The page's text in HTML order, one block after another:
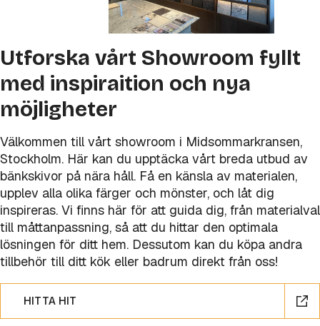
Utforska vårt Showroom fyllt
med inspiraition och nya
möjligheter
Välkommen till vårt showroom i Midsommarkransen,
Stockholm. Här kan du upptäcka vårt breda utbud av
bänkskivor på nära håll. Få en känsla av materialen,
upplev alla olika färger och mönster, och låt dig
inspireras. Vi finns här för att guida dig, från materialval
till måttanpassning, så att du hittar den optimala
lösningen för ditt hem. Dessutom kan du köpa andra
tillbehör till ditt kök eller badrum direkt från oss!
HITTA HIT